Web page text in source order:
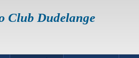
Club Dudelange